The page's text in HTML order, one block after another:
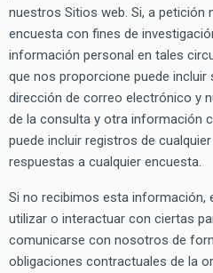
nuestros Sitios web. Si, a petición
encuesta con fines de
información personal en tales
que nos proporcione puede incluir
dirección de correo electrónico y
de la consulta y otra información
puede incluir registros de
respuestas a cualquier encuesta.
Si no recibimos esta información,
utilizar o interactuar con ciertas
comunicarse con nosotros de
obligaciones contractuales de la